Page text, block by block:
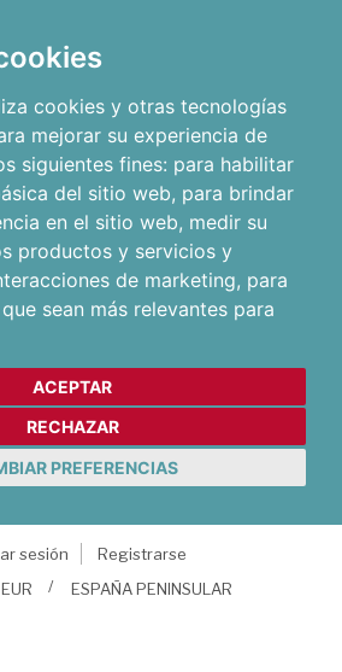
cookies y otras tecnologías
mejorar su experiencia de
siguientes fines: para habilitar
del sitio web, para brindar
en el sitio web, medir su
productos y servicios y
de marketing, para
sean más relevantes para
ACEPTAR
RECHAZAR
PREFERENCIAS
sesión
Registrarse
EUR ESPAÑA PENINSULAR